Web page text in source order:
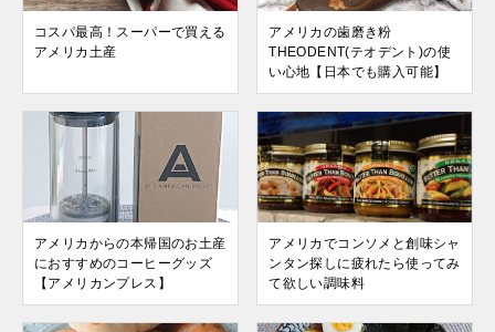
コスパ最高！スーパーで買える
アメリカ土産
アメリカの歯磨き粉
THEODENT(テオデント)の使
い心地【日本でも購入可能】
アメリカからの本帰国のお土産
におすすめのコーヒーグッズ
【アメリカンプレス】
アメリカでコンソメと創味シャ
ンタン探しに疲れたら使ってみ
て欲しい調味料